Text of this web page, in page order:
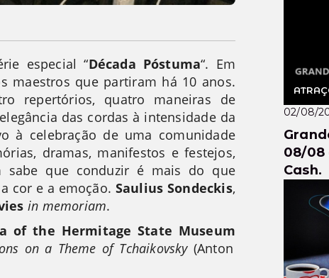
especial “Década Póstuma“. Em
maestros que partiram há 10 anos.
repertórios, quatro maneiras de
das cordas à intensidade da
à celebração de uma comunidade
dramas, manifestos e festejos,
sabe que conduzir é mais do que
cor e a emoção. Saulius Sondeckis,
in memoriam.
of the Hermitage State Museum
on a Theme of Tchaikovsky (Anton
02/08/
08/08
Cash.